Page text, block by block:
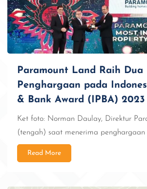
Paramount Land Raih Dua
Penghargaan pada
& Bank Award (IPBA) 2023
Ket foto: Norman Daulay, Direktur
(tengah) saat menerima penghargaan
Read More